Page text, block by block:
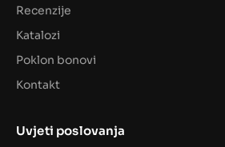
Recenzije
Katalozi
Poklon bonovi
Kontakt
Uvjeti poslovanja